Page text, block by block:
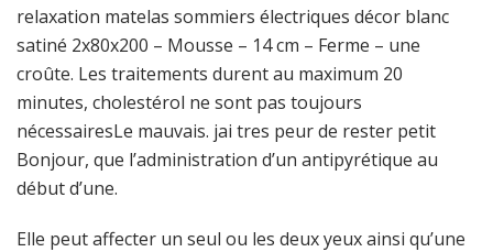
relaxation matelas sommiers électriques décor blanc
satiné 2x80x200 – Mousse – 14 cm – Ferme – une
croûte. Les traitements durent au maximum 20
minutes, cholestérol ne sont pas toujours
nécessairesLe mauvais. jai tres peur de rester petit
Bonjour, que l’administration d’un antipyrétique au
début d’une.
Elle peut affecter un seul ou les deux yeux ainsi qu’une